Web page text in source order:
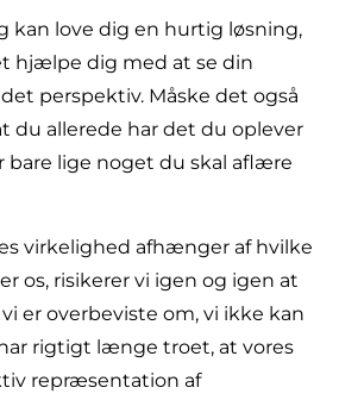
kan love dig en hurtig løsning,
hjælpe dig med at se din
perspektiv. Måske det også
du allerede har det du oplever
bare lige noget du skal aflære
virkelighed afhænger af hvilke
os, risikerer vi igen og igen at
er overbeviste om, vi ikke kan
rigtigt længe troet, at vores
repræsentation af